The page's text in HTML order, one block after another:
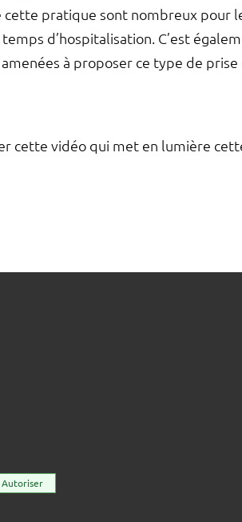
pratique sont nombreux pour
d’hospitalisation. C’est
à proposer ce type de prise
cette vidéo qui met en lumière
Autoriser